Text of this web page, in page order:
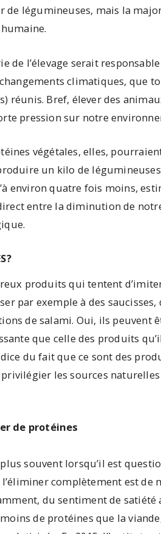
de légumineuses, mais la
de l’élevage serait
climatiques, que
réunis. Bref, élever des
pression sur notre
végétales, elles,
un kilo de
environ quatre fois moins,
entre la diminution de
produits qui tentent
par exemple à des saucisses,
de salami. Oui, ils peuvent
que celle des produits
du fait que ce sont des
les sources
de protéines
souvent lorsqu’il est
complètement est de
du sentiment de satiété
de protéines que la